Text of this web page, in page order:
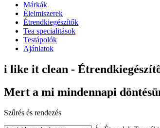
Márkák
Élelmiszerek
Étrendkiegészítők
Tea specialitások
Testápolók
Ajánlatok
i like it clean -
Mert a mi mindennapi
Szűrés és rendezés